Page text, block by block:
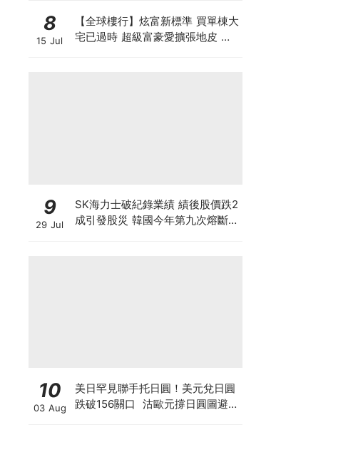
8
15 Jul
【全球樓行】炫富新標準 買單棟大
宅已過時 超級富豪愛擴張地皮 建
9
29 Jul
SK海力士破紀錄業績 績後股價跌2
成引發股災 韓國今年第九次熔斷
10
03 Aug
美日罕見聯手托日圓！美元兌日圓
跌破156關口 沽歐元撐日圓圖避開